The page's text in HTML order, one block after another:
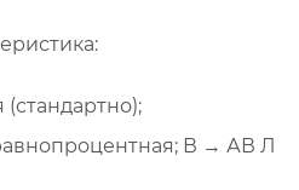
В → АВ Л